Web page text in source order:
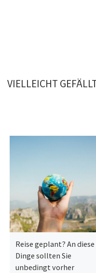
VIELLEICHT
Reise geplant? An diese
Dinge sollten Sie
unbedingt vorher